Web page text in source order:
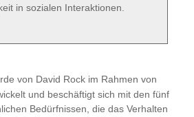
in sozialen Interaktionen.
von David Rock im Rahmen von
und beschäftigt sich mit den fünf
Bedürfnissen, die das Verhalten